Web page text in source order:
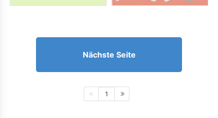
Nächste Seite
1